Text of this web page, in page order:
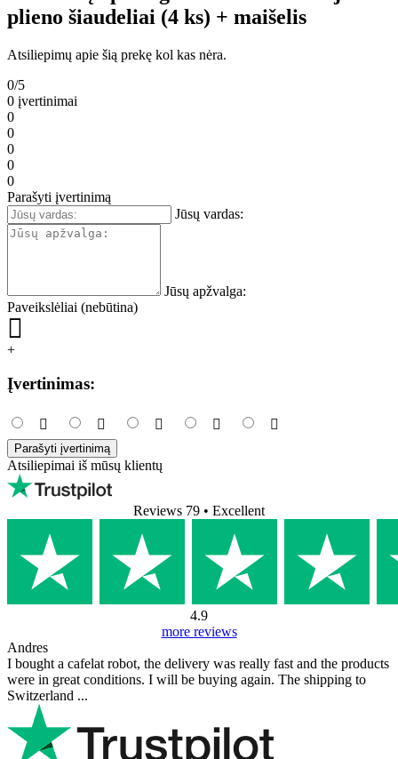
plieno šiaudeliai (4 ks) + maišelis
Atsiliepimų apie šią prekę kol kas nėra.
0/5
0 įvertinimai
0
0
0
0
0
Parašyti įvertinimą
Jūsų vardas:
Jūsų apžvalga:
Paveikslėliai (nebūtina)
+
Įvertinimas:
Parašyti įvertinimą
Atsiliepimai iš mūsų klientų
Reviews 79 • Excellent
4.9
more reviews
Andres
I bought a cafelat robot, the delivery was really fast and the products
were in great conditions. I will be buying again. The shipping to
Switzerland ...